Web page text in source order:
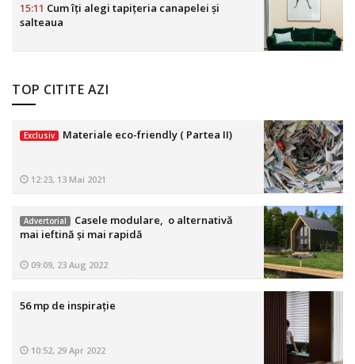
15:11 Cum îți alegi tapițeria canapelei și
salteaua
TOP CITITE AZI
Exclusiv Materiale eco-friendly ( Partea II)
12:23, 13 Mai 2021
Advertorial
Casele modulare, o alternativă
mai ieftină și mai rapidă
09:09, 23 Aug 2022
56 mp de inspirație
10:52, 29 Apr 2022